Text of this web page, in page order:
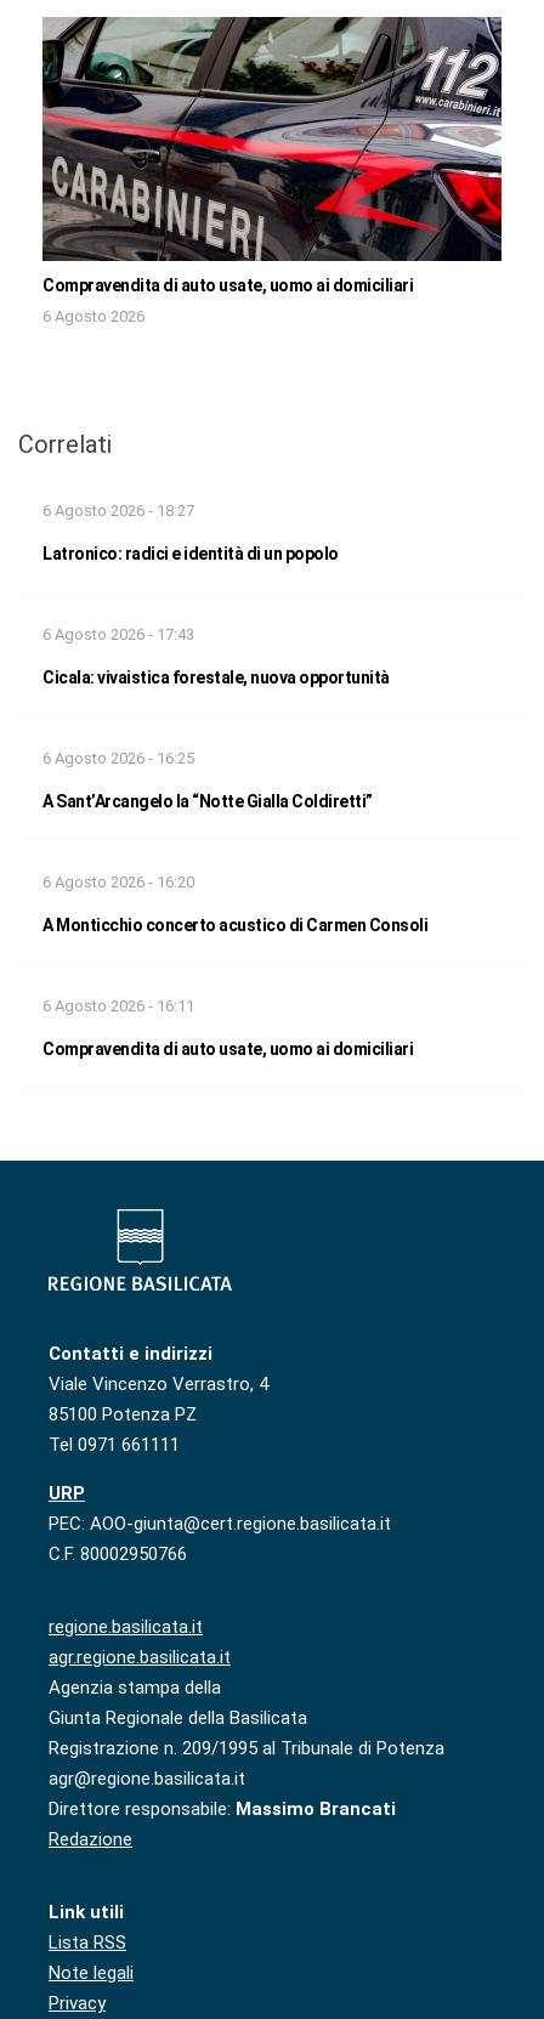
Compravendita di auto usate, uomo ai domiciliari
6 Agosto 2026
Correlati
6 Agosto 2026 - 18:27
Latronico: radici e identità di un popolo
6 Agosto 2026 - 17:43
Cicala: vivaistica forestale, nuova opportunità
6 Agosto 2026 - 16:25
A Sant’Arcangelo la “Notte Gialla Coldiretti”
6 Agosto 2026 - 16:20
A Monticchio concerto acustico di Carmen Consoli
6 Agosto 2026 - 16:11
Compravendita di auto usate, uomo ai domiciliari
Contatti e indirizzi
Viale Vincenzo Verrastro, 4
85100 Potenza PZ
Tel 0971 661111
URP
PEC: AOO-giunta@cert.regione.basilicata.it
C.F. 80002950766
regione.basilicata.it
agr.regione.basilicata.it
Agenzia stampa della
Giunta Regionale della Basilicata
Registrazione n. 209/1995 al Tribunale di Potenza
agr@regione.basilicata.it
Direttore responsabile: Massimo Brancati
Redazione
Link utili
Lista RSS
Note legali
Privacy